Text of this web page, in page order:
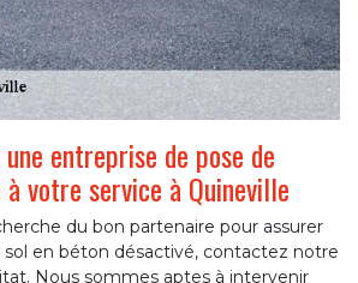
entreprise de pose de
votre service à Quineville
du bon partenaire pour assurer
sol en béton désactivé, contactez notre
Nous sommes aptes à intervenir